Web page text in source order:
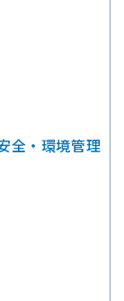
全・環境管理